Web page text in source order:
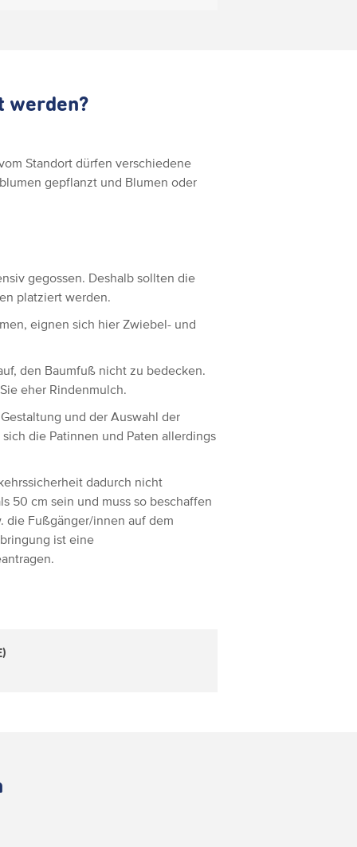
werden?
Standort dürfen verschiedene
gepflanzt und Blumen oder
gegossen. Deshalb sollten die
platziert werden.
eignen sich hier Zwiebel- und
den Baumfuß nicht zu bedecken.
eher Rindenmulch.
und der Auswahl der
die Patinnen und Paten allerdings
dadurch nicht
50 cm sein und muss so beschaffen
die Fußgänger/innen auf dem
ist eine